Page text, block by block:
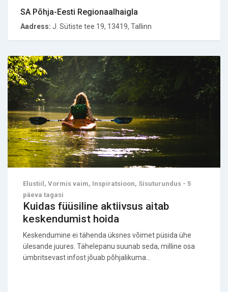
SA Põhja-Eesti Regionaalhaigla
Aadress: J. Sütiste tee 19, 13419, Tallinn
Elustiil, Vormis vaim, Inspiratsioon, Sisuturundus - 5
päeva tagasi
Kuidas füüsiline aktiivsus aitab
keskendumist hoida
Keskendumine ei tähenda üksnes võimet püsida ühe
ülesande juures. Tähelepanu suunab seda, milline osa
ümbritsevast infost jõuab põhjalikuma...